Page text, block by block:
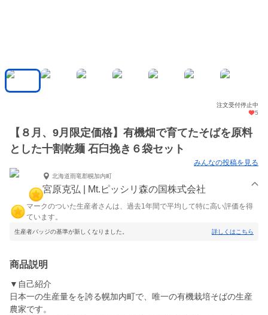
注文受付停止中
5
【８月、9月限定価格】有機畑で育てたそばを原料
とした十割乾麺 石臼挽き６袋セット
みんなの投稿を見る
北海道雨竜郡幌加内町
宮原克弘 | Mt.ピッシリ森の国株式会社
マークのついた生産者さんは、過去1年間で平均して特に高い評価を得
ています。
生産者バッジの基準が新しくなりました。 詳しくはこちら
商品説明
▼自己紹介
日本一の生産量をを誇る幌加内町で、唯一の有機栽培そばの生産
農家です。